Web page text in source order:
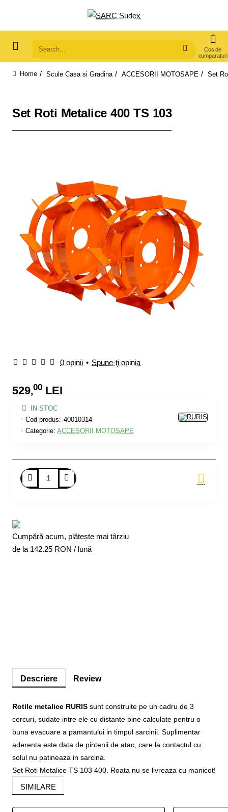
Search...
Scule Casa si Gradina ACCESORII MOTOSAPE Set
Set Roti Metalice 400 TS 103
0 opinii • Spune-ţi opinia
529,00 LEI
IN STOC
Cod produs: 40010314
Categorie: ACCESORII MOTOSAPE
Cumpără acum, plătește mai târziu
de la 142.25 RON / lună
Descriere Review
Rotile metalice RURIS sunt construite pe un cadru de 3
cercuri, sudate intre ele cu distante bine calculate pentru o
buna evacuare a pamantului in timpul sarcinii. Suplimentar
aderenta este data de pintenii de atac, care la contactul cu
solul nu patineaza in sarcina.
Set Roti Metalice TS 103 400. Roata nu se livreaza cu manicot!
SIMILARE